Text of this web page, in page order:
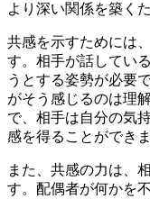
より深い関係を築く
共感を示すためには
す。相手が話してい
うとする姿勢が必要
がそう感じるのは理
で、相手は自分の気
感を得ることができま
また、共感の力は、
す。配偶者が何かを